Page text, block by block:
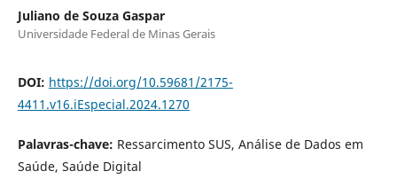
Juliano de Souza Gaspar
Universidade Federal de Minas Gerais
DOI: https://doi.org/10.59681/2175-
4411.v16.iEspecial.2024.1270
Palavras-chave: Ressarcimento SUS, Análise de Dados em
Saúde, Saúde Digital